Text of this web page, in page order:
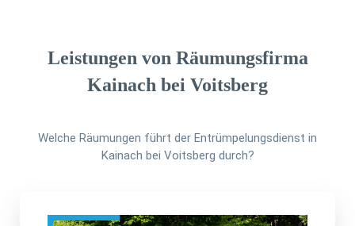
Leistungen von Räumungsfirma
Kainach bei Voitsberg
Welche Räumungen führt der Entrümpelungsdienst in
Kainach bei Voitsberg durch?